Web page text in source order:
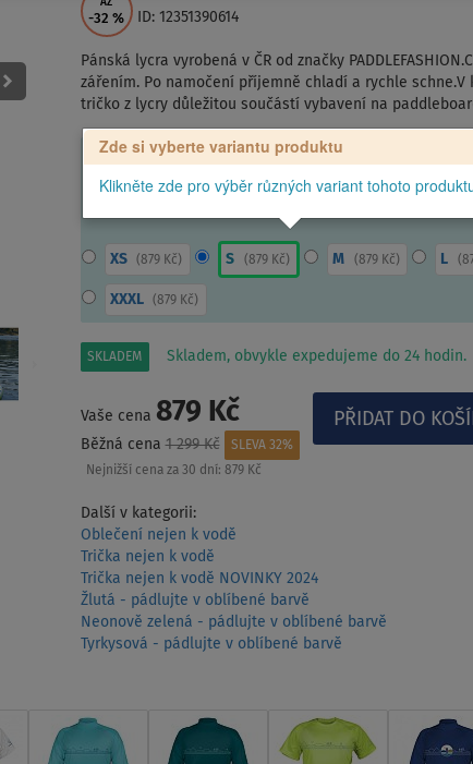
AŽ
-32 % ID: 12351390614
Pánská lycra vyrobená v ČR od značky
zářením. Po namočení příjemně chladí a rychle
tričko z lycry důležitou součástí vybavení na
Zde si vyberte variantu produktu
Klikněte zde pro výběr různých variant tohoto
XS (879 Kč) S ( 879 Kč) M (879 Kč) L (
XXXL (879 Kč)
SKLADEM Skladem, obvykle expedujeme do 24 hodin.
Vaše cena 879 Kč
Běžná cena1 299 Kč
SLEVA 32%
Nejnižší cena za 30 dní:879 Kč
Další v kategorii:
Oblečení nejen k vodě
Trička nejen k vodě
Trička nejen k vodě NOVINKY 2024
Žlutá - pádlujte v oblíbené barvě
Neonově zelená - pádlujte v oblíbené barvě
Tyrkysová - pádlujte v oblíbené barvě